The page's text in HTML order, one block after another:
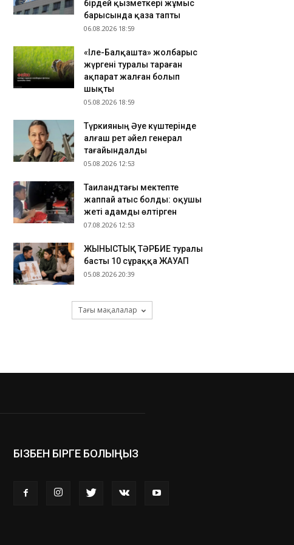
Қазақстандық ескек есушілер Азия
чемпионатында 4 медаль жеңіп алды
Астанадан Омбыға әуе рейстері уақытша
тоқтатылды
07.08.2026 17:41
​Танымал курорттағы қорық қызметкерін
бірдей қызметкері жұмыс
барысында қаза тапты
06.08.2026 18:59
«Іле-Балқашта» жолбарыс
жүргені туралы тараған
ақпарат жалған болып
шықты
05.08.2026 18:59
Түркияның Әуе күштерінде
алғаш рет әйел генерал
тағайындалды
05.08.2026 12:53
Таиландтағы мектепте
жаппай атыс болды: оқушы
жеті адамды өлтірген
07.08.2026 12:53
ЖЫНЫСТЫҚ ТӘРБИЕ туралы
басты 10 сұраққа ЖАУАП
05.08.2026 20:39
Тағы мақалалар
БІЗБЕН БІРГЕ БОЛЫҢЫЗ